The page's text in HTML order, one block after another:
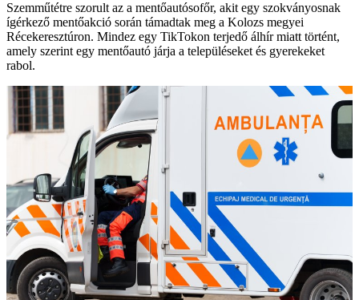
Szemműtétre szorult az a mentőautósofőr, akit egy szokványosnak
ígérkező mentőakció során támadtak meg a Kolozs megyei
Récekeresztúron. Mindez egy TikTokon terjedő álhír miatt történt,
amely szerint egy mentőautó járja a településeket és gyerekeket
rabol.